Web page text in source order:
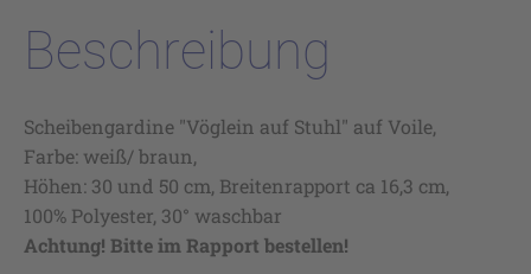
Beschreibung
Scheibengardine "Vöglein auf Stuhl" auf Voile,
Farbe: weiß/ braun,
Höhen: 30 und 50 cm, Breitenrapport ca 16,3 cm,
100% Polyester, 30° waschbar
Achtung! Bitte im Rapport bestellen!